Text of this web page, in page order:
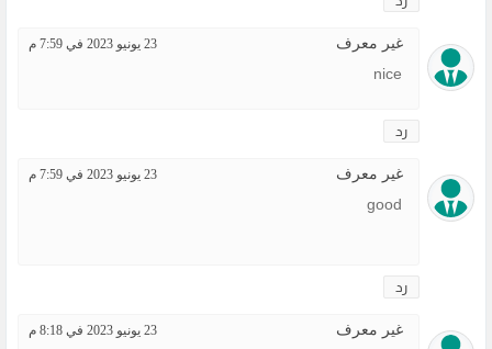
غير معرف 23 يونيو 2023 في 7:59 م
nice
رد
غير معرف 23 يونيو 2023 في 7:59 م
good
رد
غير معرف 23 يونيو 2023 في 8:18 م